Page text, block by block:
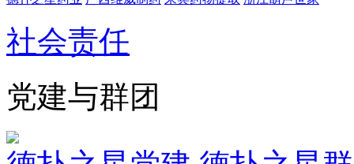
社会责任
党建与群团